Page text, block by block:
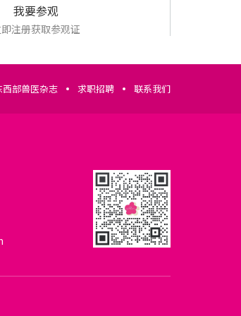
我要参观
注册获取参观证
西部兽医杂志 求职招聘 联系我们